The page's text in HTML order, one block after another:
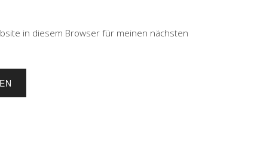
in diesem Browser für meinen nächsten